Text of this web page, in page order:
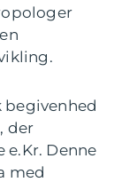
der
Denne
med